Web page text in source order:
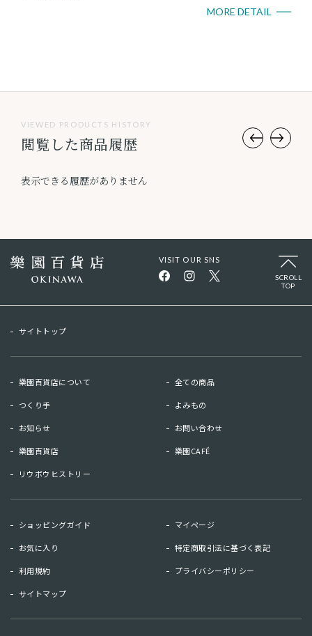
樂園CAFE
MORE DETAIL
VIEWED PRODUCTS HISTORY
閲覧した商品履歴
表示できる履歴がありません
VISIT OUR SNS
SCROLL
TOP
サイトトップ
樂園百貨店について 全ての商品
つくり手 よみもの
お知らせ お問い合わせ
樂園百貨店 樂園CAFÉ
リウボウヒストリー
ショッピングガイド マイページ
お気に入り 特定商取引法に基づく表記
利用規約 プライバシーポリシー
サイトマップ